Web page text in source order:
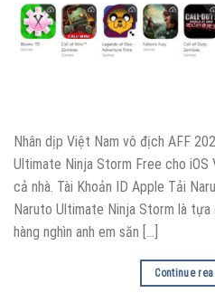
Nhân dịp Việt Nam vô địch AFF
Ultimate Ninja Storm Free cho iOS
cả nhà. Tài Khoản ID Apple Tải
Naruto Ultimate Ninja Storm là tựa
hàng nghìn anh em săn […]
Continue